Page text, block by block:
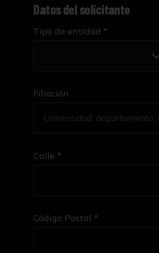
Datos del solicitante
Tipo de entidad *
Filiación
Calle *
Código Postal *